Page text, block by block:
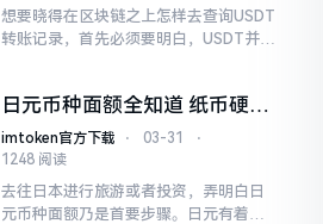
想要晓得在区块链之上怎样去查询USDT
转账记录，首先必须要明白，USDT并非
日元币种面额全知道 纸币硬币
一文学会
imtoken官方下载 ⋅ 03-31
⋅
1248 阅读
去往日本进行旅游或者投资，弄明白日
元币种面额乃是首要步骤。日元有着设